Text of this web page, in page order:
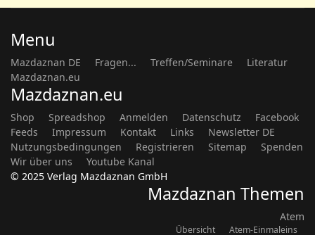
Menu
Mazdaznan DE Fragen... Treffen/Seminare
Literatur
Mazdaznan.eu
Mazdaznan.eu
Shop Spreadshop Anmelden Datenschutz
Facebook
Feeds
Impressum Kontakt Links
Newsletter DE
Nutzungsbedingungen
Registrieren Sitemap
Spenden
Wir über uns
Youtube Kanal
© 2025 Verlag Mazdaznan GmbH
Mazdaznan Themen
Atem
Übersicht Atem-Einmaleins